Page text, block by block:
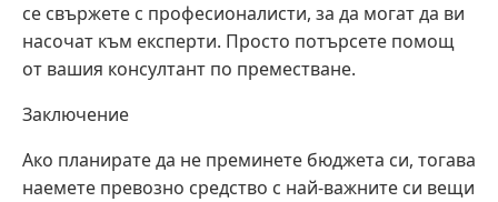
се свържете с професионалисти, за да могат да ви
насочат към експерти. Просто потърсете помощ
от вашия консултант по преместване.
Заключение
Ако планирате да не преминете бюджета си, тогава
наемете превозно средство с най-важните си вещи